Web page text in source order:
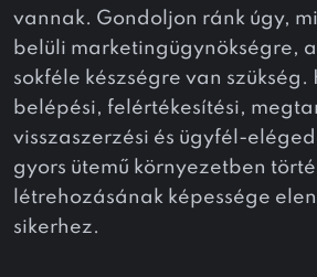
vannak. Gondoljon ránk úgy,
belüli marketingügynökségre,
sokféle készségre van szükség.
belépési, felértékesítési,
visszaszerzési és ügyfél-
gyors ütemű környezetben
létrehozásának képessége
sikerhez.